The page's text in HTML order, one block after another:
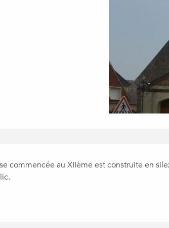
commencée au XIIème est construite en